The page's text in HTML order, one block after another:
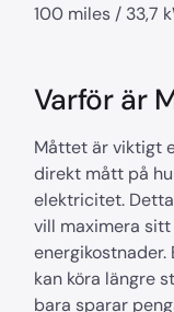
100 miles / 33,7
Varför är
Måttet är viktigt
direkt mått på
elektricitet.
vill maximera
kan köra längre
bara sparar